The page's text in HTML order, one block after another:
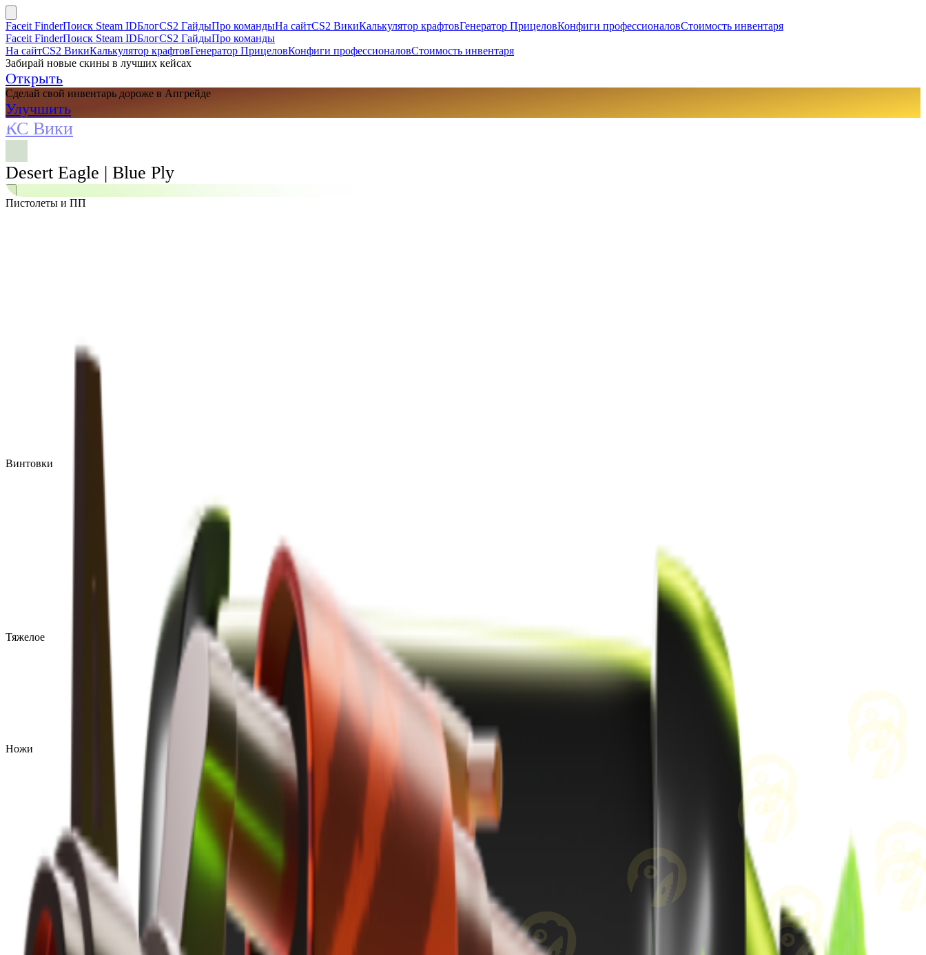
Faceit FinderПоиск Steam IDБлогCS2 ГайдыПро командыНа сайтCS2 ВикиКалькулятор крафтовГенератор ПрицеловКонфиги профессионаловСтоимость инвентаря
Faceit FinderПоиск Steam IDБлогCS2 ГайдыПро команды
На сайтCS2 ВикиКалькулятор крафтовГенератор ПрицеловКонфиги профессионаловСтоимость инвентаря
Забирай новые скины в лучших кейсах
Открыть
Сделай свой инвентарь дороже в Апгрейде
Улучшить
КС Вики
Desert Eagle | Blue Ply
Поиск
Пистолеты и ПП
Винтовки
Тяжелое
Ножи